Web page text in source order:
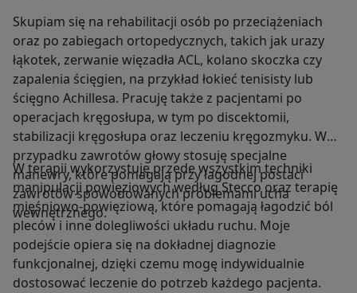
Skupiam się na rehabilitacji osób po przeciążeniach
oraz po zabiegach ortopedycznych, takich jak urazy
łąkotek, zerwanie więzadła ACL, kolano skoczka czy
zapalenia ścięgien, na przykład łokieć tenisisty lub
ścięgno Achillesa. Pracuję także z pacjentami po
operacjach kręgosłupa, w tym po discektomii,
stabilizacji kręgosłupa oraz leczeniu kręgozmyku. W
przypadku zawrotów głowy stosuję specjalne
manewry, które pomagają przy łagodnej postaci
zawrotów spowodowanych problemami ucha
wewnętrznego.
W terapii wykorzystuję przede wszystkim techniki
manipulacji powięziowych według Stecco oraz terapię
mięśniowo-powięziową, które pomagają łagodzić ból
pleców i inne dolegliwości układu ruchu. Moje
podejście opiera się na dokładnej diagnozie
funkcjonalnej, dzięki czemu mogę indywidualnie
dostosować leczenie do potrzeb każdego pacjenta.